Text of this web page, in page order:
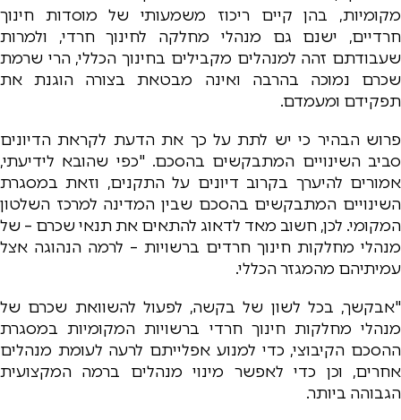
מקומיות, בהן קיים ריכוז משמעותי של מוסדות חינוך
חרדיים, ישנם גם מנהלי מחלקה לחינוך חרדי, ולמרות
שעבודתם זהה למנהלים מקבילים בחינוך הכללי, הרי שרמת
שכרם נמוכה בהרבה ואינה מבטאת בצורה הוגנת את
תפקידם ומעמדם.
פרוש הבהיר כי יש לתת על כך את הדעת לקראת הדיונים
סביב השינויים המתבקשים בהסכם. "כפי שהובא לידיעתי,
אמורים להיערך בקרוב דיונים על התקנים, וזאת במסגרת
השינויים המתבקשים בהסכם שבין המדינה למרכז השלטון
המקומי. לכן, חשוב מאד לדאוג להתאים את תנאי שכרם – של
מנהלי מחלקות חינוך חרדים ברשויות – לרמה הנהוגה אצל
עמיתיהם מהמגזר הכללי.
"אבקשך, בכל לשון של בקשה, לפעול להשוואת שכרם של
מנהלי מחלקות חינוך חרדי ברשויות המקומיות במסגרת
ההסכם הקיבוצי, כדי למנוע אפלייתם לרעה לעומת מנהלים
אחרים, וכן כדי לאפשר מינוי מנהלים ברמה המקצועית
הגבוהה ביותר.